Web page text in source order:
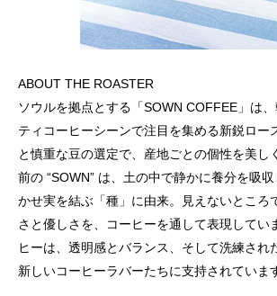
ABOUT THE ROASTER
ソウルを拠点とする「SOWN COFFEE」は
ティコーヒーシーンで注目を集める新鋭ロー
と慎重な豆の選定で、産地ごとの個性を美し
前の “SOWN” は、土の中で静かに養分を吸
かせ実を結ぶ「種」に由来。見えないところ
さと優しさを、コーヒーを通して表現してい
ヒーは、透明感とバランス、そして洗練され
新しいコーヒーラバーたちに支持されていま